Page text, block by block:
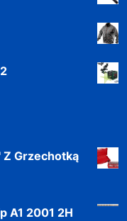
Grzechotką
A1 2001 2H